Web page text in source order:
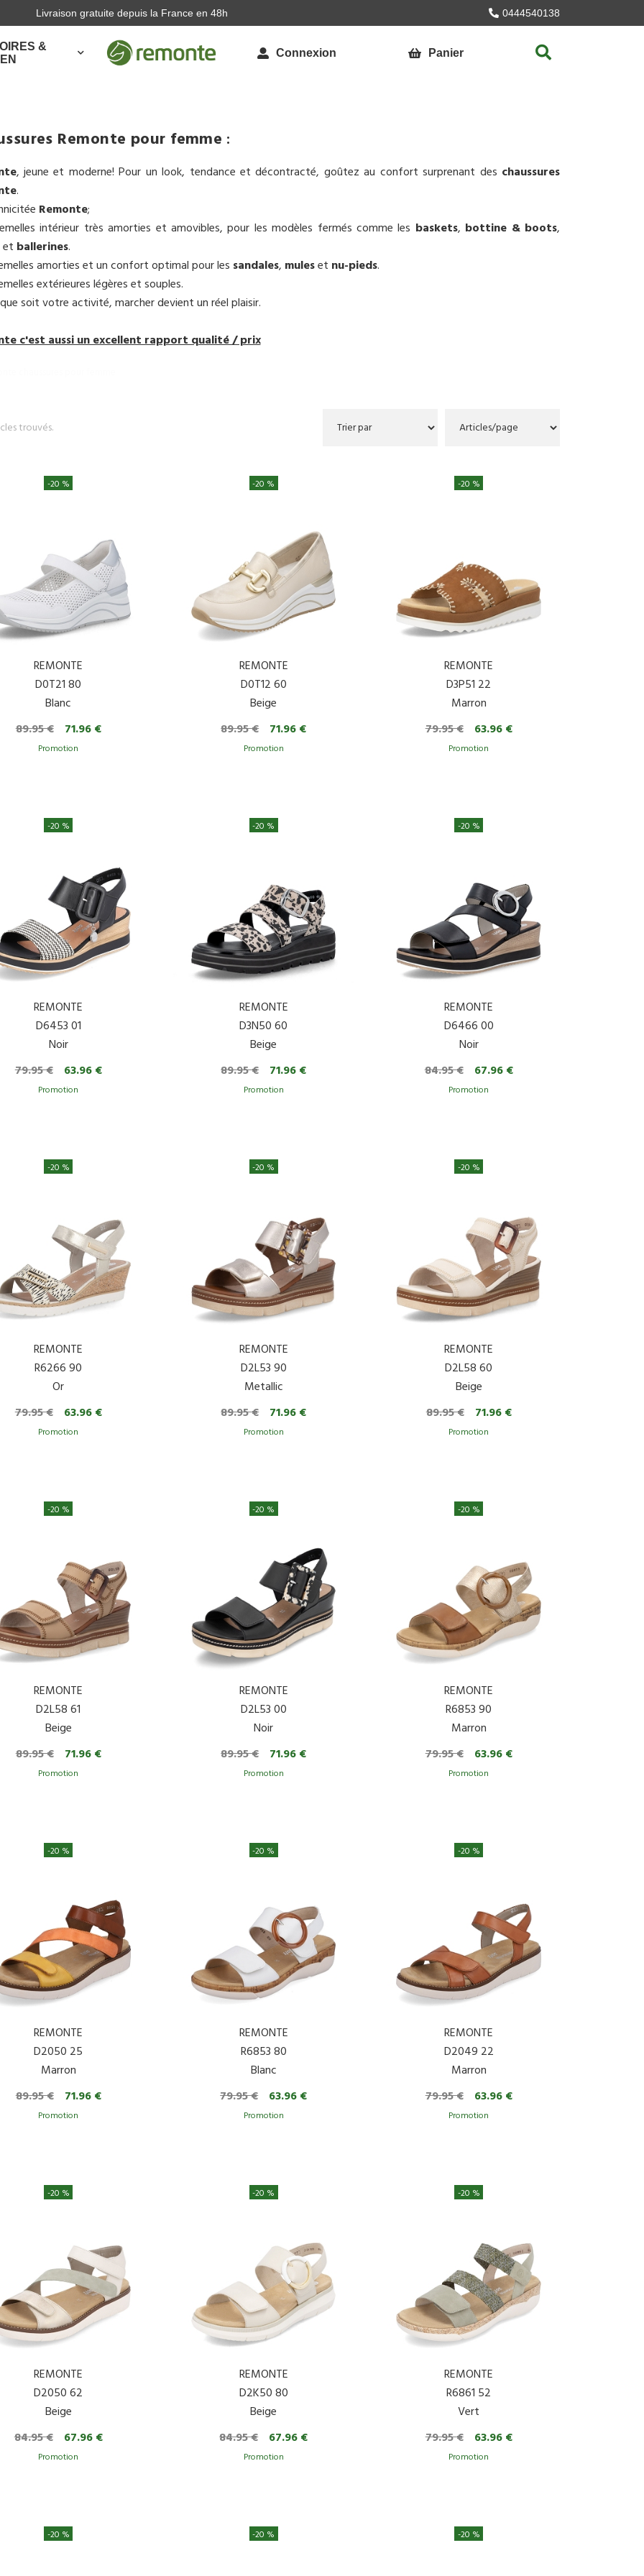
Livraison gratuite depuis la France en 48h 0444540138
&
Connexion Panier
Remonte pour femme :
, jeune et moderne! Pour un look, tendance et décontracté, goûtez au confort surprenant des chaussures
.
Remonte;
intérieur très amorties et amovibles, pour les modèles fermés comme les baskets, bottine & boots,
et ballerines.
amorties et un confort optimal pour les sandales, muleset nu-pieds.
extérieures légères et souples.
soit votre activité, marcher devient un réel plaisir.
c'est aussi un excellent rapport qualité / prix
trouvés.
-20 %
REMONTE
D0T21 80
Blanc
89.95 €
71.96 €
-20 %
REMONTE
D0T12 60
Beige
89.95 €
71.96 €
-20 %
REMONTE
D3P51 22
Marron
79.95 €
63.96 €
-20 %
REMONTE
D6453 01
Noir
79.95 €
63.96 €
-20 %
REMONTE
D3N50 60
Beige
89.95 €
71.96 €
-20 %
REMONTE
D6466 00
Noir
84.95 €
67.96 €
-20 %
REMONTE
R6266 90
Or
79.95 €
63.96 €
-20 %
REMONTE
D2L53 90
Metallic
89.95 €
71.96 €
-20 %
REMONTE
D2L58 60
Beige
89.95 €
71.96 €
-20 %
REMONTE
D2L58 61
Beige
89.95 €
71.96 €
-20 %
REMONTE
D2L53 00
Noir
89.95 €
71.96 €
-20 %
REMONTE
R6853 90
Marron
79.95 €
63.96 €
-20 %
REMONTE
D2050 25
Marron
89.95 €
71.96 €
-20 %
REMONTE
R6853 80
Blanc
79.95 €
63.96 €
-20 %
REMONTE
D2049 22
Marron
79.95 €
63.96 €
-20 %
REMONTE
D2050 62
Beige
84.95 €
67.96 €
-20 %
REMONTE
D2K50 80
Beige
84.95 €
67.96 €
-20 %
REMONTE
R6861 52
Vert
79.95 €
63.96 €
-20 % -20 % -20 %